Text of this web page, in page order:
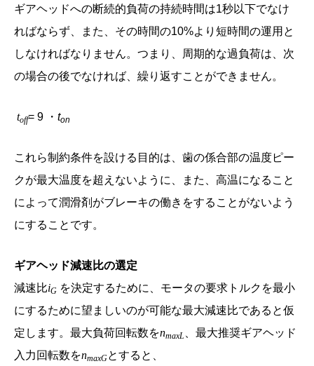
ギアヘッドへの断続的負荷の持続時間は1秒以下でなけ
ればならず、また、その時間の10%より短時間の運用と
しなければなりません。つまり、周期的な過負荷は、次
の場合の後でなければ、繰り返すことができません。
toff= 9 ・ ton
これら制約条件を設ける目的は、歯の係合部の温度ピー
クが最大温度を超えないように、また、高温になること
によって潤滑剤がブレーキの働きをすることがないよう
にすることです。
ギアヘッド減速比の選定
減速比iG を決定するために、モータの要求トルクを最小
にするために望ましいのが可能な最大減速比であると仮
定します。最大負荷回転数をnmaxL
、最大推奨ギアヘッド
入力回転数をnmaxGとすると、